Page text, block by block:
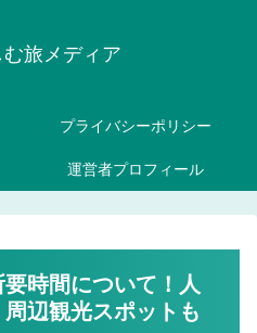
旅メディア
プライバシーポリシー
運営者プロフィール
時間について！人
辺観光スポットも